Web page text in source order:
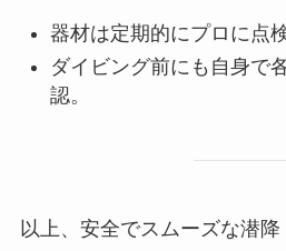
器材は定期的にプロに点
ダイビング前にも自身で
認。
以上、安全でスムーズな潜